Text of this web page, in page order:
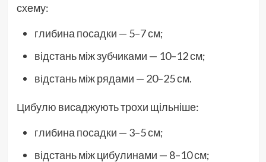
схему:
глибина посадки — 5–7 см;
відстань між зубчиками — 10–12 см;
відстань між рядами — 20–25 см.
Цибулю висаджують трохи щільніше:
глибина посадки — 3–5 см;
відстань між цибулинами — 8–10 см;